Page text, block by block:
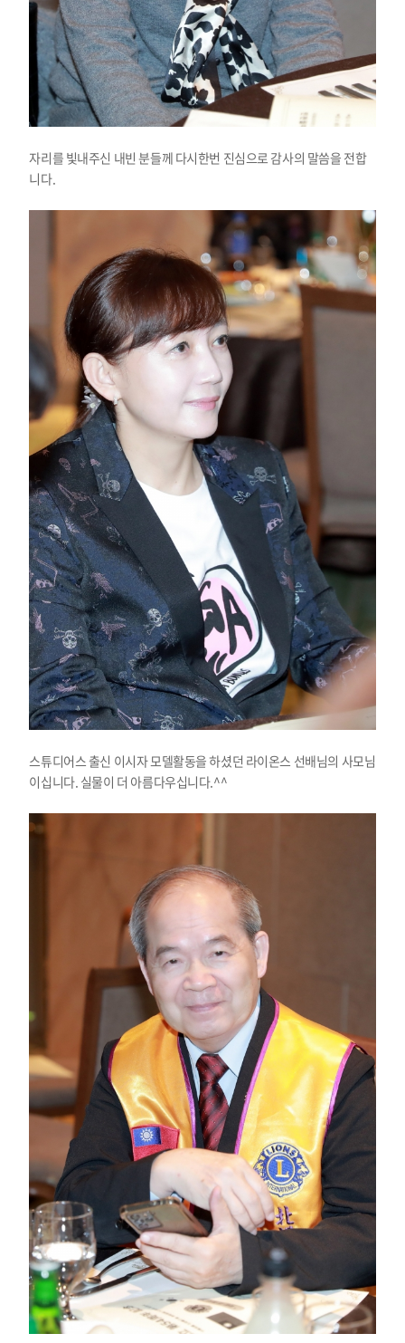
자리를 빛내주신 내빈 분들께 다시한번 진심으로 감사의 말씀을 전합
니다.
스튜디어스 출신 이시자 모델활동을 하셨던 라이온스 선배님의 사모님
이십니다. 실물이 더 아름다우십니다.^^